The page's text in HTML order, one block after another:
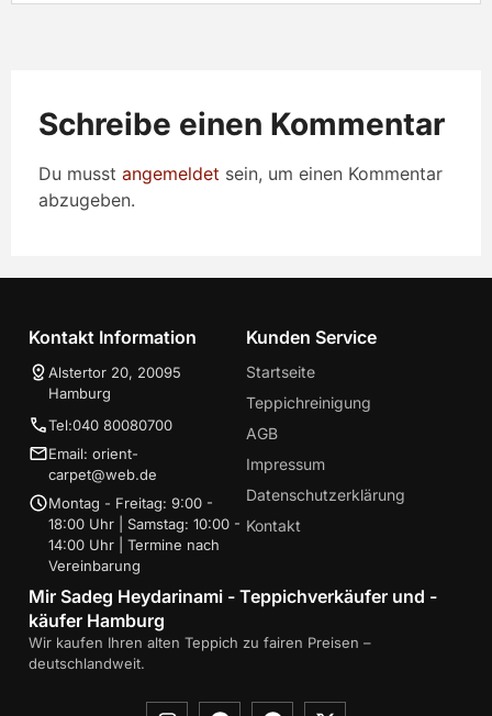
Schreibe einen Kommentar
Du musst angemeldet sein, um einen Kommentar
abzugeben.
Mir Sadeg Heydarinami - Teppichverkäufer und -
käufer Hamburg
Wir kaufen Ihren alten Teppich zu fairen Preisen –
deutschlandweit.
Kontakt Information
Alstertor 20, 20095
Hamburg
Tel:040 80080700
Email: orient-
carpet@web.de
Montag - Freitag: 9:00 -
18:00 Uhr | Samstag: 10:00 -
14:00 Uhr | Termine nach
Vereinbarung
Kunden Service
Startseite
Teppichreinigung
AGB
Impressum
Datenschutzerklärung
Kontakt